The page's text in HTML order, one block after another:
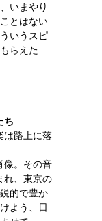
いまやり
とはない
いうスピ
らえた
ち
は路上に落
像。その音
れ、東京の
的で豊か
よう、日